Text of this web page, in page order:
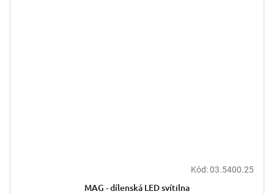
Kód:03.5400.25
MAG - dílenská LED svítilna